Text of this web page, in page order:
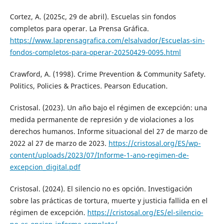
Cortez, A. (2025c, 29 de abril). Escuelas sin fondos
completos para operar. La Prensa Gráfica.
https://www.laprensagrafica.com/elsalvador/Escuelas-sin-
fondos-completos-para-operar-20250429-0095.html
Crawford, A. (1998). Crime Prevention & Community Safety.
Politics, Policies & Practices. Pearson Education.
Cristosal. (2023). Un año bajo el régimen de excepción: una
medida permanente de represión y de violaciones a los
derechos humanos. Informe situacional del 27 de marzo de
2022 al 27 de marzo de 2023. https://cristosal.org/ES/wp-
content/uploads/2023/07/Informe-1-ano-regimen-de-
excepcion_digital.pdf
Cristosal. (2024). El silencio no es opción. Investigación
sobre las prácticas de tortura, muerte y justicia fallida en el
régimen de excepción. https://cristosal.org/ES/el-silencio-